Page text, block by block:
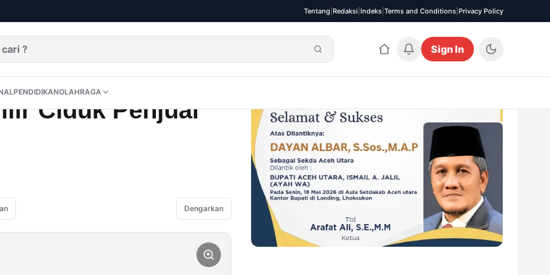
Tentang Redaksi Indeks Terms and Conditions Privacy Policy
OPININUSANTARAINTERNASIONALPENDIDIKANOLAHRAGA
Sign In
PENDIDIKANOLAHRAGA
Ciduk Penjual
Dengarkan